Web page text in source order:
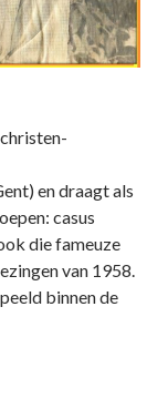
en draagt als
casus
die fameuze
van 1958.
binnen de